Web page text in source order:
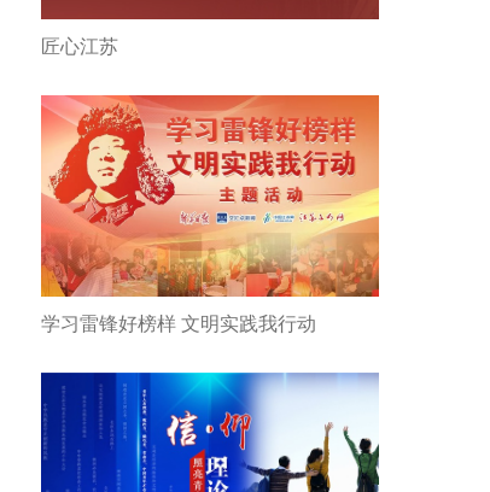
匠心江苏
学习雷锋好榜样 文明实践我行动